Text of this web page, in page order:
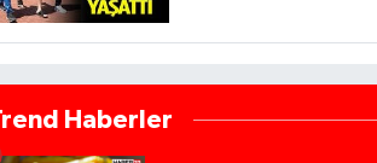
Haberler